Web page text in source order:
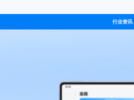
行业资讯